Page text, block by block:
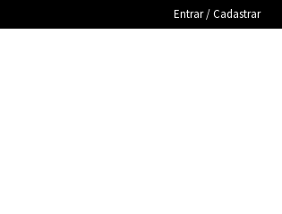
Entrar / Cadastrar